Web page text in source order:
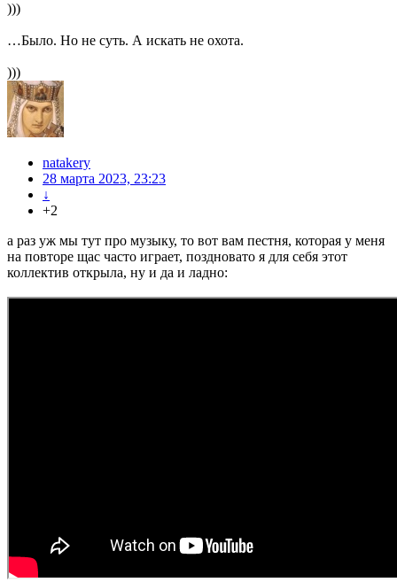
)))
…Было. Но не суть. А искать не охота.
)))
natakery
28 марта 2023, 23:23
↓
+2
а раз уж мы тут про музыку, то вот вам пестня, которая у меня
на повторе щас часто играет, поздновато я для себя этот
коллектив открыла, ну и да и ладно: